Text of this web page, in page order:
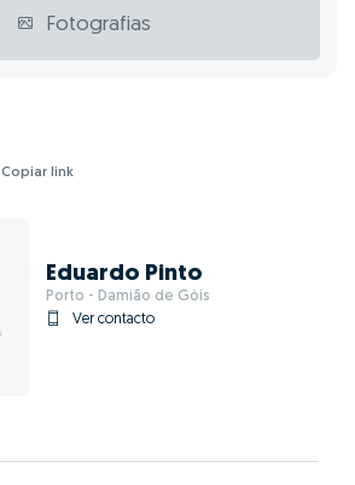
Fotografias
Copiar link
Eduardo Pinto
Porto - Damião de Góis
Ver contacto